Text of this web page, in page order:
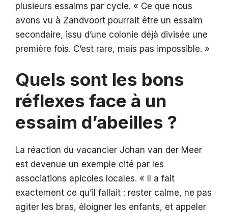
plusieurs essaims par cycle. « Ce que nous
avons vu à Zandvoort pourrait être un essaim
secondaire, issu d’une colonie déjà divisée une
première fois. C’est rare, mais pas impossible. »
Quels sont les bons
réflexes face à un
essaim d’abeilles ?
La réaction du vacancier Johan van der Meer
est devenue un exemple cité par les
associations apicoles locales. « Il a fait
exactement ce qu’il fallait : rester calme, ne pas
agiter les bras, éloigner les enfants, et appeler